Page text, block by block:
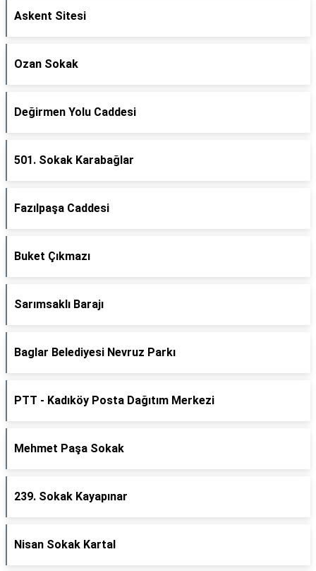
Askent Sitesi
Ozan Sokak
Değirmen Yolu Caddesi
501. Sokak Karabağlar
Fazılpaşa Caddesi
Buket Çıkmazı
Sarımsaklı Barajı
Baglar Belediyesi Nevruz Parkı
PTT - Kadıköy Posta Dağıtım Merkezi
Mehmet Paşa Sokak
239. Sokak Kayapınar
Nisan Sokak Kartal